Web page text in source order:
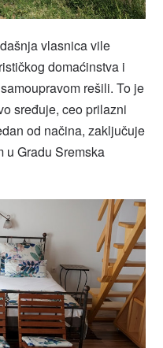
vlasnica vile
domaćinstva i
rešili. To je
sređuje, ceo prilazni
od načina, zaključuje
u Gradu Sremska